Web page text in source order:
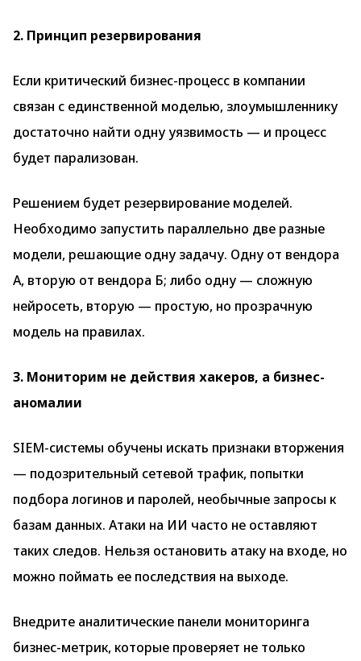
2. Принцип резервирования
Если критический бизнес-процесс в компании
связан с единственной моделью, злоумышленнику
достаточно найти одну уязвимость — и процесс
будет парализован.
Решением будет резервирование моделей.
Необходимо запустить параллельно две разные
модели, решающие одну задачу. Одну от вендора
А, вторую от вендора Б; либо одну — сложную
нейросеть, вторую — простую, но прозрачную
модель на правилах.
3. Мониторим не действия хакеров, а бизнес-
аномалии
SIEM-системы обучены искать признаки вторжения
— подозрительный сетевой трафик, попытки
подбора логинов и паролей, необычные запросы к
базам данных. Атаки на ИИ часто не оставляют
таких следов. Нельзя остановить атаку на входе, но
можно поймать ее последствия на выходе.
Внедрите аналитические панели мониторинга
бизнес-метрик, которые проверяет не только